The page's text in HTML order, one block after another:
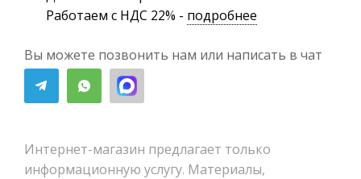
Работаем с НДС 22% - подробнее
Вы можете позвонить нам или написать в чат
Интернет-магазин предлагает только
информационную услугу. Материалы,